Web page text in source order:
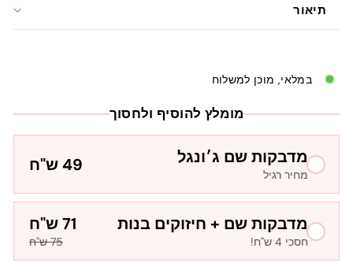
תיאור
במלאי, מוכן למשלוח
מומלץ להוסיף ולחסוך
מדבקות שם ג׳ונגל
מחיר רגיל
49 ש"ח
מדבקות שם + חיזוקים בנות
חסכי 4 ש"ח!
71 ש"ח
75 ש"ח